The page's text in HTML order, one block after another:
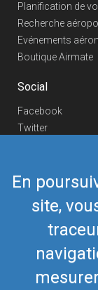
En
site,
Planification de
Recherche
Evénements
Boutique Airmate
Social
Facebook
Twitter
Telegram
Nous contacter
Téléphone Europe
Téléphone US/
(c) Myriel Aviation